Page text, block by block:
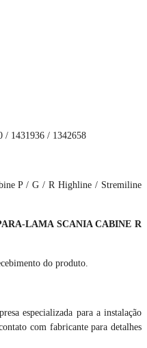
/ 1431936 / 1342658
P / G / R Highline / Stremiline
LAMA SCANIA CABINE R
do produto.
especializada para a instalação
com fabricante para detalhes